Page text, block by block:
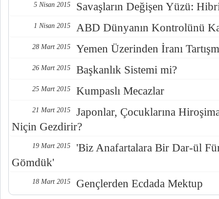
5 Nisan 2015 Savaşların Değişen Yüzü:
1 Nisan 2015 ABD Dünyanın Kontrolünü
28 Mart 2015 Yemen Üzerinden İranı
26 Mart 2015 Başkanlık Sistemi mi?
25 Mart 2015 Kumpaslı Mecazlar
21 Mart 2015
Japonlar, Çocuklarına
Niçin Gezdirir?
19 Mart 2015
'Biz Anafartalara Bir Dar-ül
Gömdük'
18 Mart 2015 Gençlerden Ecdada Mektup